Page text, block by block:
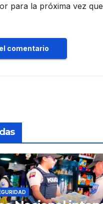
para la próxima vez que